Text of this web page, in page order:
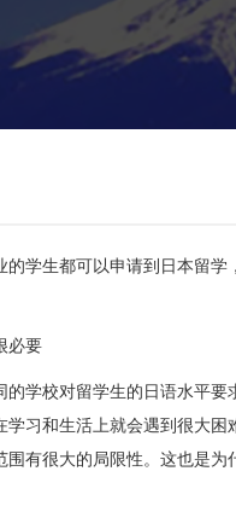
学生都可以申请到日本留
必要
校对留学生的日语水平要
习和生活上就会遇到很大
有很大的局限性。这也是为